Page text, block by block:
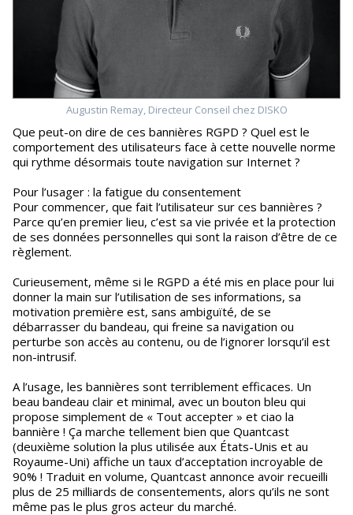
Augustin Remay, Directeur Conseil chez DISKO
Que peut-on dire de ces bannières RGPD ? Quel est le
comportement des utilisateurs face à cette nouvelle norme
qui rythme désormais toute navigation sur Internet ?
Pour l’usager : la fatigue du consentement
Pour commencer, que fait l’utilisateur sur ces bannières ?
Parce qu’en premier lieu, c’est sa vie privée et la protection
de ses données personnelles qui sont la raison d’être de ce
règlement.
Curieusement, même si le RGPD a été mis en place pour lui
donner la main sur l’utilisation de ses informations, sa
motivation première est, sans ambiguïté, de se
débarrasser du bandeau, qui freine sa navigation ou
perturbe son accès au contenu, ou de l’ignorer lorsqu’il est
non-intrusif.
A l’usage, les bannières sont terriblement efficaces. Un
beau bandeau clair et minimal, avec un bouton bleu qui
propose simplement de « Tout accepter » et ciao la
bannière ! Ça marche tellement bien que Quantcast
(deuxième solution la plus utilisée aux États-Unis et au
Royaume-Uni) affiche un taux d’acceptation incroyable de
90% ! Traduit en volume, Quantcast annonce avoir recueilli
plus de 25 milliards de consentements, alors qu’ils ne sont
même pas le plus gros acteur du marché.